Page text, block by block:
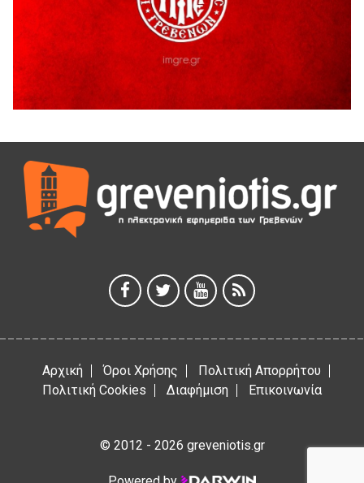
5 Αυγούστου 2026
Διακοπή υδροδότησης του Α΄ κλάδου ύδρευσης
5 Αυγούστου 2026
Η Marseaux στα Γρεβενά για μια μοναδική συναυλία
5 Αυγούστου 2026
Ανάσες».
5 Αυγούστου 2026
Γρεβενά: Συνελήφθη 18χρονος αλλοδαπός, για κλοπή
εξοπλισμού γυμναστηρίου
5 Αυγούστου 2026
Αρχική Όροι Χρήσης
Πολιτική Απορρήτου
Πολιτική Cookies
Διαφήμιση Επικοινωνία
© 2012 - 2026 greveniotis.gr